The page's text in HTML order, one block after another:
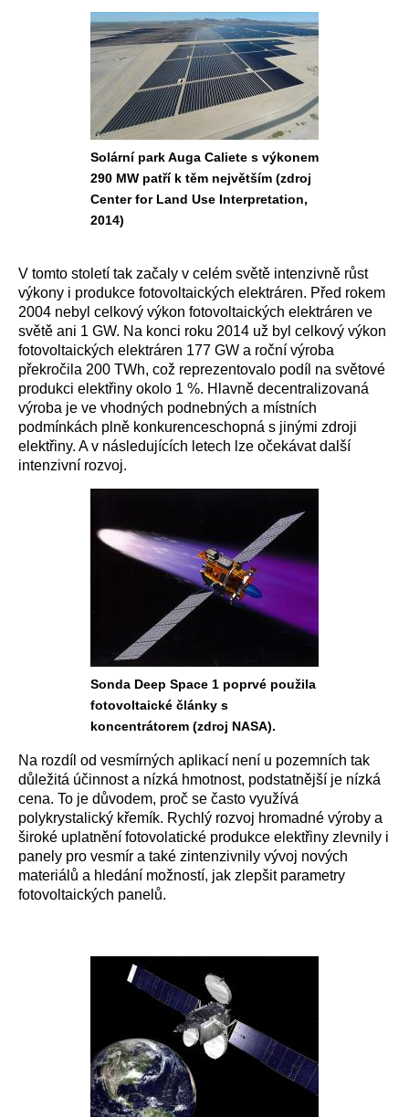
Solární park Auga Caliete s výkonem
290 MW patří k těm největším (zdroj
Center for Land Use Interpretation,
2014)
V tomto století tak začaly v celém světě intenzivně růst
výkony i produkce fotovoltaických elektráren. Před rokem
2004 nebyl celkový výkon fotovoltaických elektráren ve
světě ani 1 GW. Na konci roku 2014 už byl celkový výkon
fotovoltaických elektráren 177 GW a roční výroba
překročila 200 TWh, což reprezentovalo podíl na světové
produkci elektřiny okolo 1 %. Hlavně decentralizovaná
výroba je ve vhodných podnebných a místních
podmínkách plně konkurenceschopná s jinými zdroji
elektřiny. A v následujících letech lze očekávat další
intenzivní rozvoj.
Sonda Deep Space 1 poprvé použila
fotovoltaické články s
koncentrátorem (zdroj NASA).
Na rozdíl od vesmírných aplikací není u pozemních tak
důležitá účinnost a nízká hmotnost, podstatnější je nízká
cena. To je důvodem, proč se často využívá
polykrystalický křemík. Rychlý rozvoj hromadné výroby a
široké uplatnění fotovolatické produkce elektřiny zlevnily i
panely pro vesmír a také zintenzivnily vývoj nových
materiálů a hledání možností, jak zlepšit parametry
fotovoltaických panelů.